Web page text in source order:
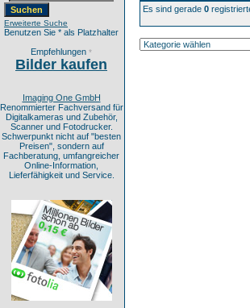
Erweiterte Suche
Benutzen Sie * als Platzhalter
Empfehlungen *
Bilder kaufen
Imaging One GmbH
Renommierter Fachversand für
Digitalkameras und Zubehör,
Scanner und Fotodrucker.
Schwerpunkt nicht auf "besten
Preisen", sondern auf
Fachberatung, umfangreicher
Online-Information,
Lieferfähigkeit und Service.
Es sind gerade 0